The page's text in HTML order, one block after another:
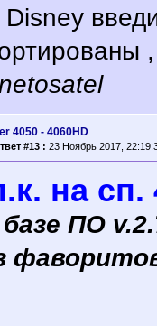
Disney
4050 - 4060HD
#13 : 23 Ноябрь 2017,
на сп.
ПО